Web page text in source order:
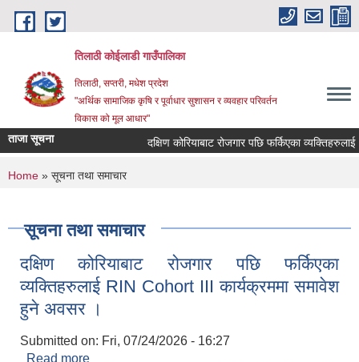
Skip to main content
तिलाठी कोईलाडी गाउँपालिका
तिलाठी, सप्तरी, मधेश प्रदेश
"अर्थिक सामाजिक कृषि र पूर्वाधार सुशासन र व्यवहार परिवर्तन
विकास को मूल आधार"
ताजा सूचना दक्षिण कोरियाबाट रोजगार पछि फर्किएका
You are here
Home » सूचना तथा समाचार
सूचना तथा समाचार
दक्षिण कोरियाबाट रोजगार पछि फर्किएका
व्यक्तिहरुलाई RIN Cohort III कार्यक्रममा समावेश
हुने अवसर ।
Submitted on: Fri, 07/24/2026 - 16:27
Read more